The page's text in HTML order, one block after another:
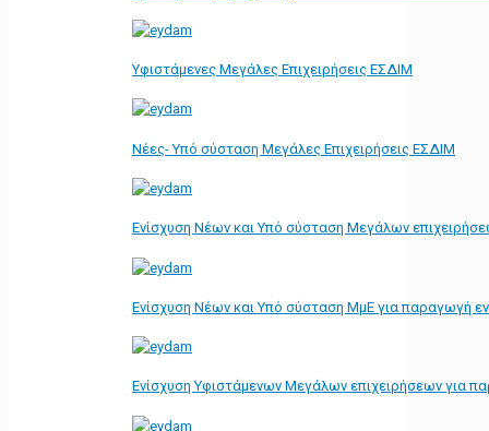
Υφιστάμενες Μεγάλες Επιχειρήσεις ΕΣΔΙΜ
Νέες- Υπό σύσταση Μεγάλες Επιχειρήσεις ΕΣΔΙΜ
Ενίσχυση Νέων και Υπό σύσταση Μεγάλων
Ενίσχυση Νέων και Υπό σύσταση ΜμΕ για παραγωγή
Ενίσχυση Υφιστάμενων Μεγάλων επιχειρήσεων για